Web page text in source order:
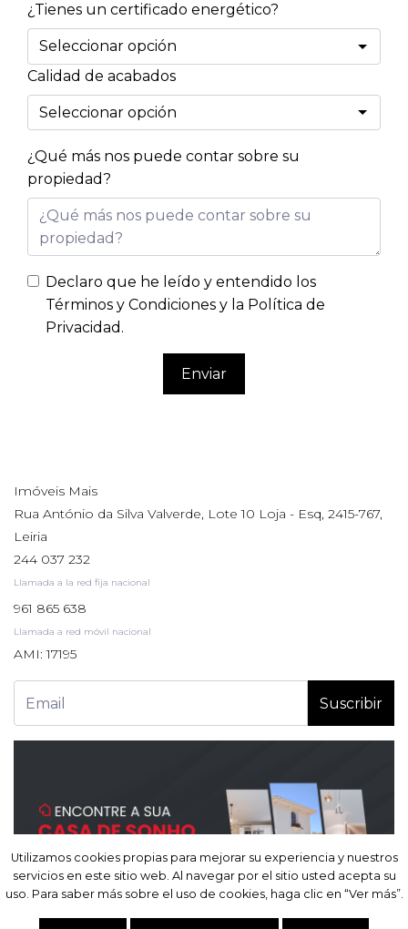
Utilizamos cookies propias para mejorar su experiencia y nuestros
servicios en este sitio web. Al navegar por el sitio usted acepta su
uso. Para saber más sobre el uso de cookies, haga clic en “Ver más”.
¿Tienes un certificado energético?
Calidad de acabados
¿Qué más nos puede contar sobre su
propiedad?
Declaro que he leído y entendido los
Términos y Condiciones y la Política de
Privacidad .
Enviar
Imóveis Mais
Rua António da Silva Valverde, Lote 10 Loja - Esq, 2415-767,
Leiria
244 037 232
Llamada a la red fija nacional
961 865 638
Llamada a red móvil nacional
AMI: 17195
Suscribir
Utilizamos cookies propias para mejorar su experiencia y nuestros
servicios en este sitio web. Al navegar por el sitio usted acepta su
uso. Para saber más sobre el uso de cookies, haga clic en “Ver más”.